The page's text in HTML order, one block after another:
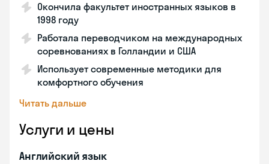
Окончила факультет иностранных языков в
1998 году
Работала переводчиком на международных
соревнованиях в Голландии и США
Использует современные методики для
комфортного обучения
Читать дальше
Услуги и цены
Английский язык